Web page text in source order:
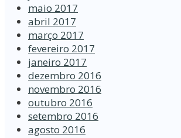
maio 2017
abril 2017
março 2017
fevereiro 2017
janeiro 2017
dezembro 2016
novembro 2016
outubro 2016
setembro 2016
agosto 2016